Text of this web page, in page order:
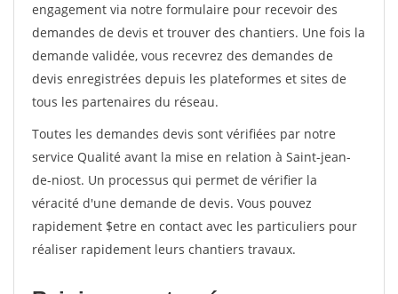
engagement via notre formulaire pour recevoir des
demandes de devis et trouver des chantiers. Une fois la
demande validée, vous recevrez des demandes de
devis enregistrées depuis les plateformes et sites de
tous les partenaires du réseau.
Toutes les demandes devis sont vérifiées par notre
service Qualité avant la mise en relation à Saint-jean-
de-niost. Un processus qui permet de vérifier la
véracité d'une demande de devis. Vous pouvez
rapidement $etre en contact avec les particuliers pour
réaliser rapidement leurs chantiers travaux.